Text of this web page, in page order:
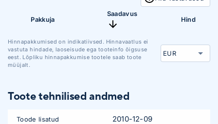
Pakkuja
Saadavus
Hind
Hinnapakkumised on indikatiivsed. Hinnavaatlus ei
vastuta hindade, laoseisude ega tooteinfo õigsuse
eest. Lõpliku hinnapakkumise tootele saab toote
müüjalt.
Toote tehnilised andmed
Toode lisatud 2010-12-09